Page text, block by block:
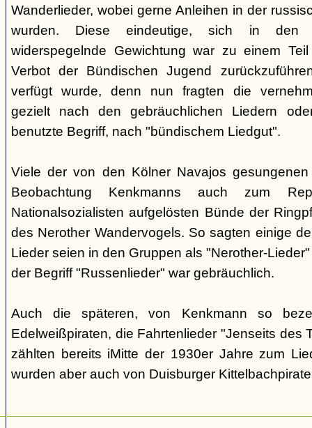
Wanderlieder, wobei gerne Anleihen in der
wurden. Diese eindeutige, sich in den
widerspegelnde Gewichtung war zu einem
Verbot der Bündischen Jugend
verfügt wurde, denn nun fragten die
gezielt nach den gebräuchlichen Liedern
benutzte Begriff, nach "bündischem Liedgut".
Viele der von den Kölner Navajos
Beobachtung Kenkmanns auch zum
Nationalsozialisten aufgelösten Bünde der
des Nerother Wandervogels. So sagten einige
Lieder seien in den Gruppen als "Nerother-
der Begriff "Russenlieder" war gebräuchlich.
Auch die späteren, von Kenkmann so
Edelweißpiraten, die Fahrtenlieder "Jenseits des
zählten bereits iMitte der 1930er Jahre zum
wurden aber auch von Duisburger